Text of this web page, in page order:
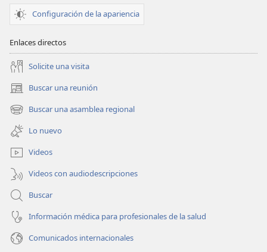
Configuración de la apariencia
Enlaces directos
Solicite una visita
Buscar una reunión
(abre
una
nueva
ventana)
Buscar una asamblea regional
(abre
una
nueva
ventana)
Lo nuevo
Videos
Videos con audiodescripciones
Buscar
Información médica para profesionales de la salud
Comunicados internacionales